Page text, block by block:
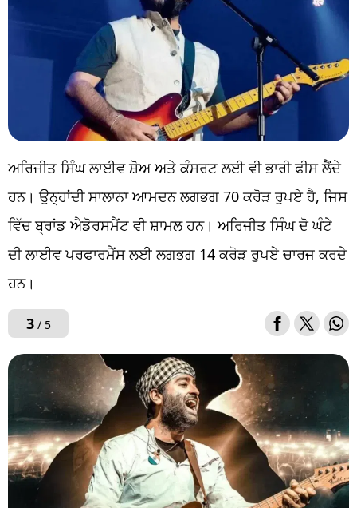
ਅਰਿਜੀਤ ਸਿੰਘ ਲਾਈਵ ਸ਼ੋਅ ਅਤੇ ਕੰਸਰਟ ਲਈ ਵੀ ਭਾਰੀ ਫੀਸ ਲੈਂਦੇ
ਹਨ। ਉਨ੍ਹਾਂਦੀ ਸਾਲਾਨਾ ਆਮਦਨ ਲਗਭਗ 70 ਕਰੋੜ ਰੁਪਏ ਹੈ, ਜਿਸ
ਵਿੱਚ ਬ੍ਰਾਂਡ ਐਡੋਰਸਮੈਂਟ ਵੀ ਸ਼ਾਮਲ ਹਨ। ਅਰਿਜੀਤ ਸਿੰਘ ਦੋ ਘੰਟੇ
ਦੀ ਲਾਈਵ ਪਰਫਾਰਮੈਂਸ ਲਈ ਲਗਭਗ 14 ਕਰੋੜ ਰੁਪਏ ਚਾਰਜ ਕਰਦੇ
ਹਨ।
3/ 5